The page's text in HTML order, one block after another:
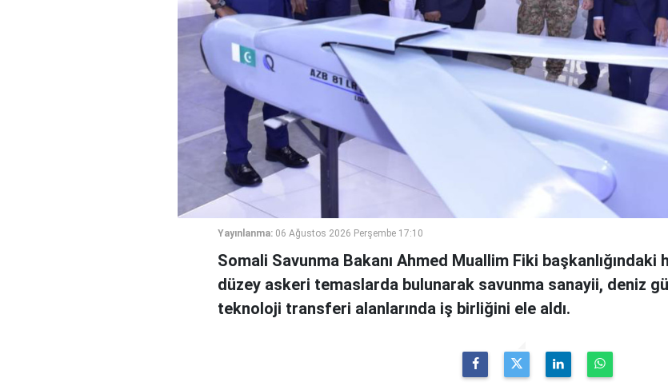
Yayınlanma: 06 Ağustos 2026 Perşembe 17:10
Somali Savunma Bakanı Ahmed Muallim Fiki
düzey askeri temaslarda bulunarak savunma sanayii, deniz
teknoloji transferi alanlarında iş birliğini ele aldı.